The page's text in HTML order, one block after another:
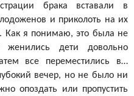
брака вставали в
и приколоть на их
Как я понимаю, это была не
дети довольно
все переместились в…
вечер, но не было ни
опоздать или пропустить